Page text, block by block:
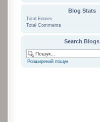
Blog Stats
Total Entries
Total Comments
Search Blogs
Розширений пошук